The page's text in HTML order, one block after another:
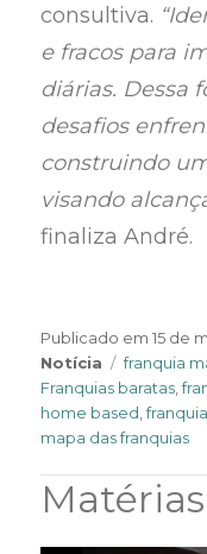
consultiva.
e fracos para
diárias. Dessa
desafios
construindo
visando
finaliza André.
Publicado em15 de
Notícia
Tags
franquia
Franquias baratas ,
home based ,
mapa das franquias